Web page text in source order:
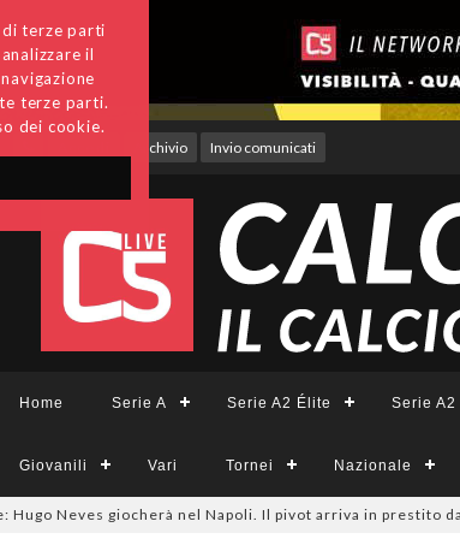
terze parti
il
terze parti.
dei cookie.
Archivio Invio comunicati
Home Serie A Serie A2 Élite Serie A2
Giovanili Vari Tornei Nazionale
giocherà nel Napoli. Il pivot arriva in prestito dal Braga